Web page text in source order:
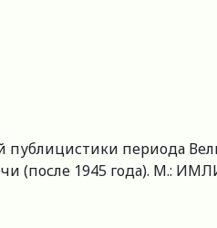
периода
(после 1945 года). М.: